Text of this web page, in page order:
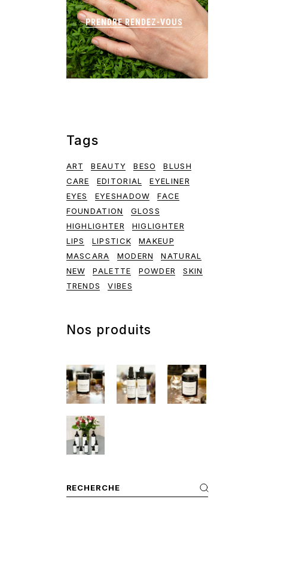
PRENDRE RENDEZ-VOUS
Tags
ART BEAUTY BESO
BLUSH
CARE
EDITORIAL
EYELINER
EYES
EYESHADOW
FACE
FOUNDATION
GLOSS
HIGHLIGHTER
HIGLIGHTER
LIPS
LIPSTICK
MAKEUP
MASCARA
MODERN
NATURAL
NEW
PALETTE POWDER
SKIN
TRENDS
VIBES
Nos produits